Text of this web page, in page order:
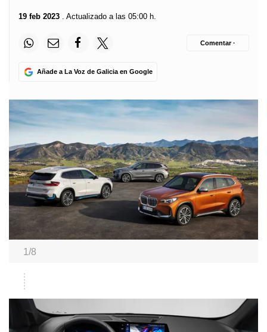
19 feb 2023 . Actualizado a las 05:00 h.
Añade a La Voz de Galicia en Google
Comentar ·
1/8